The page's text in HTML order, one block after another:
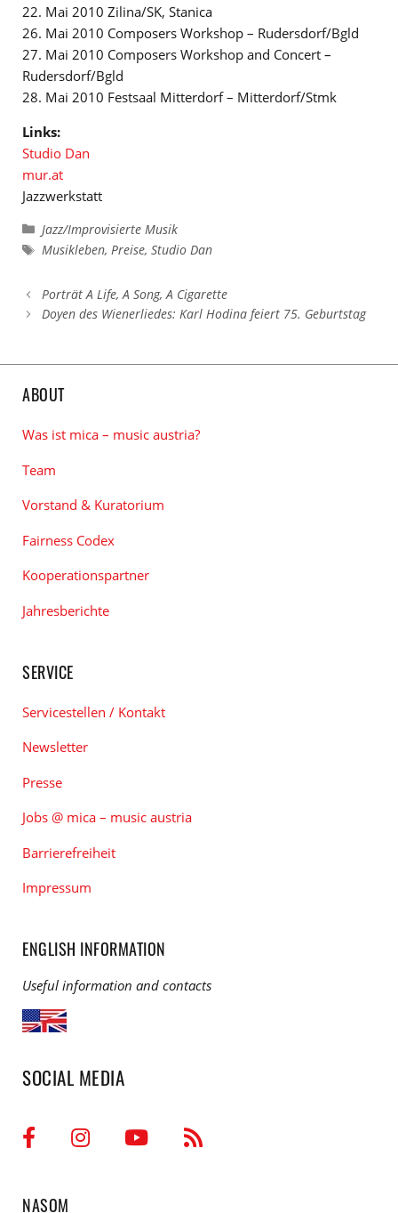
22. Mai 2010 Zilina/SK, Stanica
26. Mai 2010 Composers Workshop – Rudersdorf/Bgld
27. Mai 2010 Composers Workshop and Concert –
Rudersdorf/Bgld
28. Mai 2010 Festsaal Mitterdorf – Mitterdorf/Stmk
Links:
Studio Dan
mur.at
Jazzwerkstatt
Kategorien
Jazz/Improvisierte Musik
Schlagwörter
Musikleben,Preise,Studio Dan
Porträt A Life, A Song, A Cigarette
Doyen des Wienerliedes: Karl Hodina feiert 75. Geburtstag
ABOUT
Was ist mica – music austria?
Team
Vorstand & Kuratorium
Fairness Codex
Kooperationspartner
Jahresberichte
SERVICE
Servicestellen / Kontakt
Newsletter
Presse
Jobs @ mica – music austria
Barrierefreiheit
Impressum
ENGLISH INFORMATION
Useful information and contacts
SOCIAL MEDIA
NASOM